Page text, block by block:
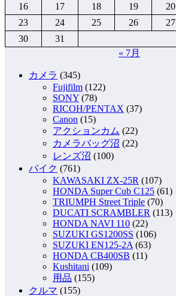
16
17 18 19 20
23
24 25 26 27
30
31
« 7月
カメラ (345)
Fujifilm (122)
SONY (78)
RICOH/PENTAX (37)
Canon (15)
アクションカム (22)
カメラバッグ沼 (22)
レンズ沼 (100)
バイク (761)
KAWASAKI ZX-25R (107)
HONDA Super Cub C125 (61)
TRIUMPH Street Triple (70)
DUCATI SCRAMBLER (113)
HONDA NAVI 110 (22)
SUZUKI GS1200SS (106)
SUZUKI EN125-2A (63)
HONDA CB400SB (11)
Kushitani (109)
用品 (155)
クルマ (155)